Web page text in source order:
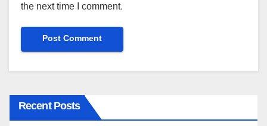
the next time I comment.
Recent Posts